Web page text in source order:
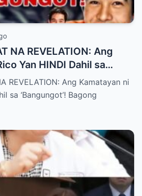
NA REVELATION: Ang
Yan HINDI Dahil sa
Ebidensya at
ng Nakakatakot na
Talaga ang Nangyari sa
REVELATION: Ang Kamatayan ni
sa ‘Bangungot’! Bagong